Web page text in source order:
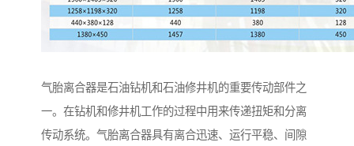
气胎离合器是石油钻机和石油修井机的重要传动部件之
一。在钻机和修井机工作的过程中用来传递扭矩和分离
传动系统。气胎离合器具有离合迅速、运行平稳、间隙